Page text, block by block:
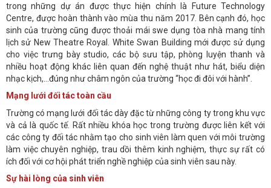
trong những dự án được thực hiện chính là Future Technology
Centre, được hoàn thành vào mùa thu năm 2017. Bên cạnh đó, học
sinh của trường cũng được thoải mái swe dụng tòa nhà mang tính
lịch sử New Theatre Royal. White Swan Building mới được sử dụng
cho việc trưng bày studio, các bộ sưu tập, phòng luyện thanh và
nhiều hoạt động khác liên quan đến nghệ thuật như hát, biểu diện
nhạc kịch,…đúng như châm ngôn của trường “học đi đôi với hành”.
Mạng lưới đối tác toàn cầu
Trường có mạng lưới đối tác dày đặc từ những công ty trong khu vực
và cả là quốc tế. Rất nhiều khóa học trong trường được liên kết với
các công ty đối tác nhằm tạo cho sinh viên làm quen với môi trường
làm việc chuyên nghiệp, trau dồi thêm kinh nghiệm, thực sự rất có
ích đối với cơ hội phát triển nghề nghiệp của sinh viên sau này.
Sự hài lòng của sinh viên